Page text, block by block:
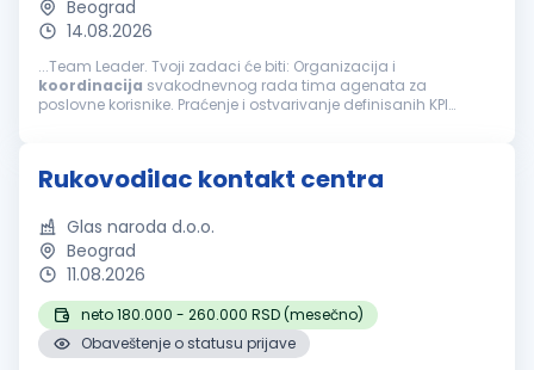
Beograd
14.08.2026
...Team Leader. Tvoji zadaci će biti: Organizacija i
koordinacija svakodnevnog rada tima agenata za
poslovne korisnike. Praćenje i ostvarivanje definisanih KPI
Rukovodilac kontakt centra
Glas naroda d.o.o.
Beograd
11.08.2026
neto 180.000 - 260.000 RSD (mesečno)
Obaveštenje o statusu prijave